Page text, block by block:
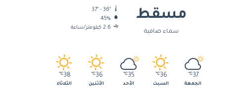
مسقط
سماء صافية
37º - 36º
45%
2.6 كيلومتر/ساعة
37
℃
الجمعة
36
℃
السبت
35
℃
الأحد
36
℃
الأثنين
38
℃
الثلاثاء